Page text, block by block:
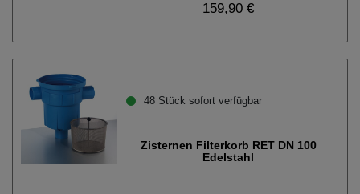
159,90 €
48 Stück sofort verfügbar
Zisternen Filterkorb RET DN 100
Edelstahl